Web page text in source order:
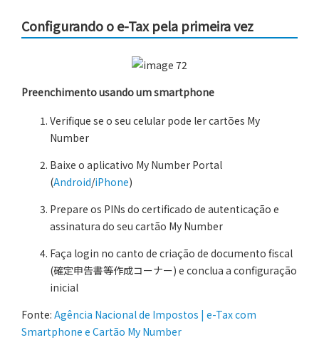
Configurando o e-Tax pela primeira vez
Preenchimento usando um smartphone
Verifique se o seu celular pode ler cartões My
Number
Baixe o aplicativo My Number Portal
(Android/iPhone)
Prepare os PINs do certificado de autenticação e
assinatura do seu cartão My Number
Faça login no canto de criação de documento fiscal
(確定申告書等作成コーナー) e conclua a configuração
inicial
Fonte: Agência Nacional de Impostos | e-Tax com
Smartphone e Cartão My Number